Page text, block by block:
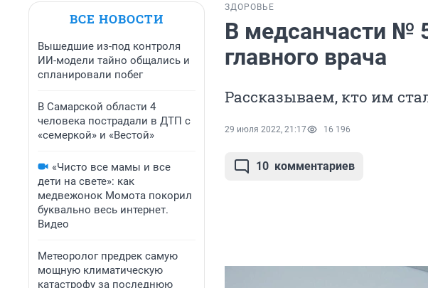
ВСЕ НОВОСТИ
Вышедшие из-под контроля
ИИ-модели тайно общались и
спланировали побег
В Самарской области 4
человека пострадали в ДТП с
«семеркой» и «Вестой»
«Чисто все мамы и все
дети на свете»: как
медвежонок Момота покорил
буквально весь интернет.
Видео
Метеоролог предрек самую
мощную климатическую
катастрофу за последнюю
ЗДОРОВЬЕ
В медсанчасти №
главного врача
Рассказываем, кто им
29 июля 2022, 21:17 16 196
10 комментариев